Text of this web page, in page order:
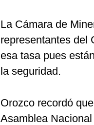
La Cámara de
representantes del
esa tasa pues
la seguridad.
Orozco recordó
Asamblea